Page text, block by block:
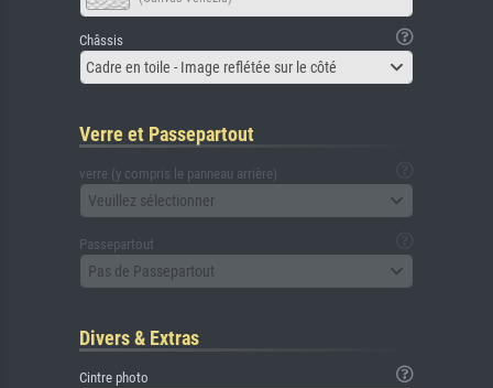
Châssis
Cadre en toile - Image reflétée sur le côté
Verre et Passepartout
verre (y compris le panneau arrière)
Veuillez sélectionner
Passepartout
Pas de Passepartout
Divers & Extras
Cintre photo